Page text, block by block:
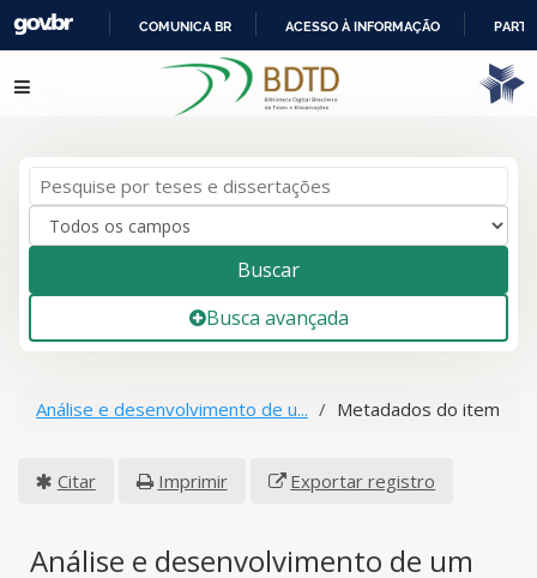
IR
PARA
COMUNICA BR ACESSO À INFORMAÇÃO
Pular para o conteúdo
Buscar
Busca avançada
Análise e desenvolvimento de u... Metadados do item
Citar Imprimir Exportar registro
Análise e desenvolvimento de um